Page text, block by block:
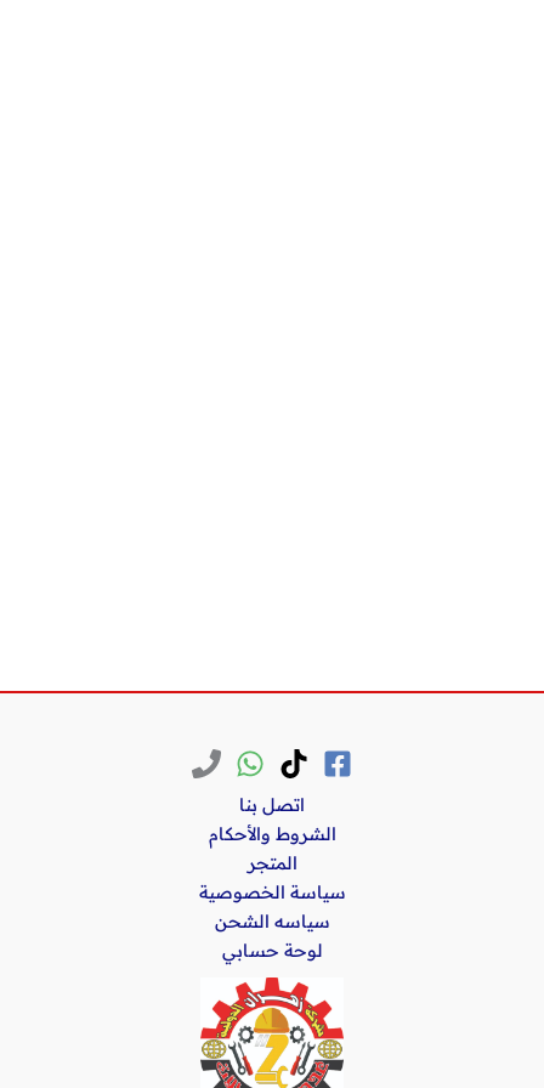
اتصل بنا
الشروط والأحكام
المتجر
سياسة الخصوصية
سياسه الشحن
لوحة حسابي